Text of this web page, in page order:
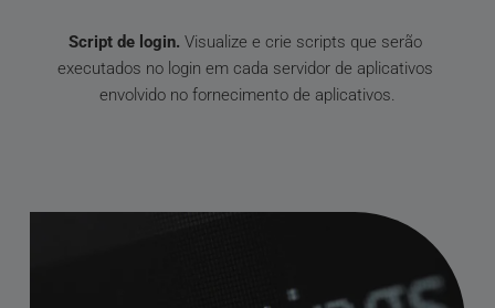
Script de login. Visualize e crie scripts que serão
executados no login em cada servidor de aplicativos
envolvido no fornecimento de aplicativos.